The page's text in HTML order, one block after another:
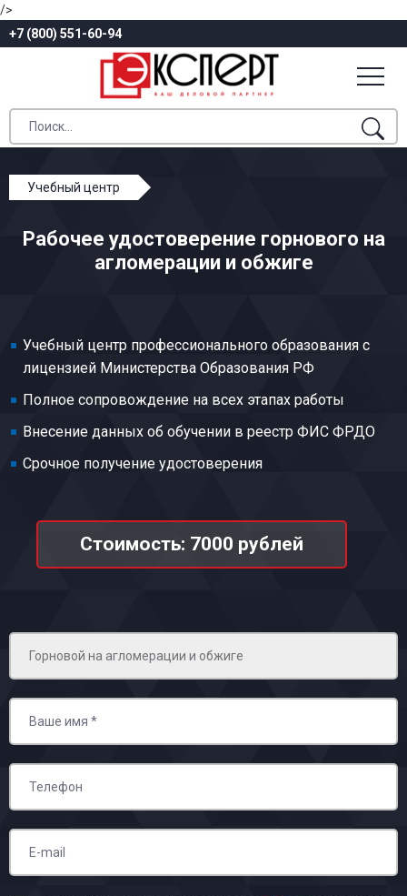
/>
+7 (800) 551-60-94
Учебный центр
Агломерация руд
Горновой на агломерации и обжиге
Рабочее удостоверение горнового на
агломерации и обжиге
Учебный центр профессионального образования с
лицензией Министерства Образования РФ
Полное сопровождение на всех этапах работы
Внесение данных об обучении в реестр ФИС ФРДО
Срочное получение удостоверения
Стоимость: 7000 рублей